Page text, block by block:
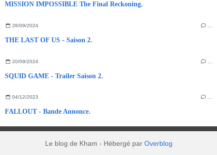
MISSION IMPOSSIBLE The Final Reckoning.
28/09/2024
THE LAST OF US - Saison 2.
20/09/2024
SQUID GAME - Trailer Saison 2.
04/12/2023
FALLOUT - Bande Annonce.
Le blog de Kham - Hébergé par Overblog